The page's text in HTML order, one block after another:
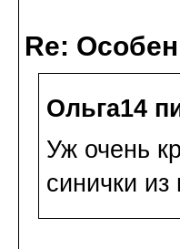
Re:
Ольга14
Уж очень
синички